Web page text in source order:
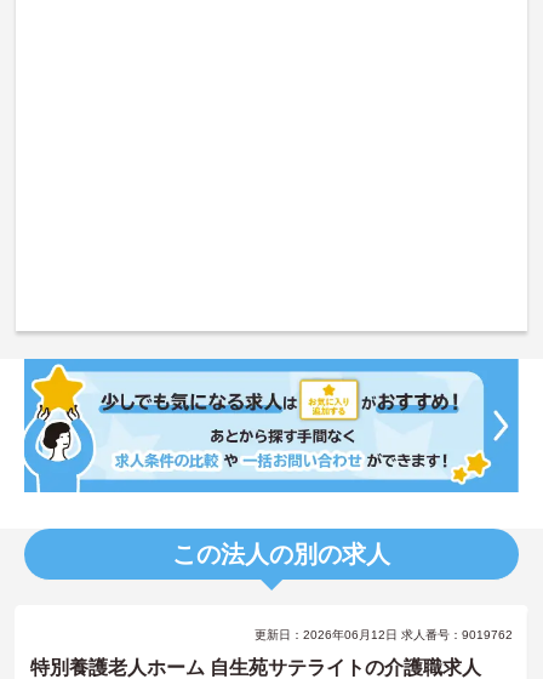
この法人の別の求人
更新日：2026年06月12日 求人番号：9019762
特別養護老人ホーム 自生苑サテライトの介護職求人